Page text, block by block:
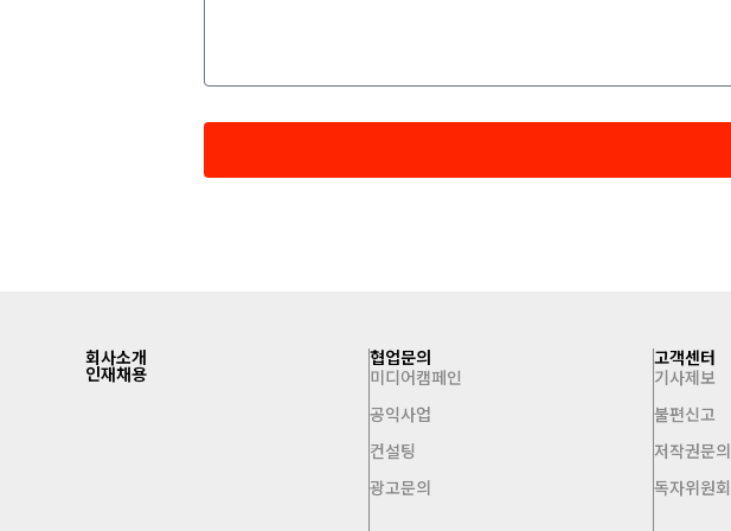
회사소개
인재채용
협업문의
미디어캠페인
공익사업
컨설팅
광고문의
고객센터
기사제보
불편신고
저작권문의
독자위원회